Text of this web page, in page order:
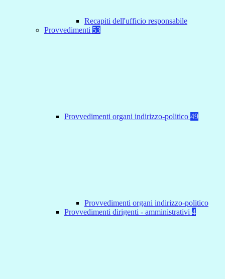
Recapiti dell'ufficio responsabile
Provvedimenti 53
Provvedimenti organi indirizzo-politico 49
Provvedimenti organi indirizzo-politico
Provvedimenti dirigenti - amministrativi 4